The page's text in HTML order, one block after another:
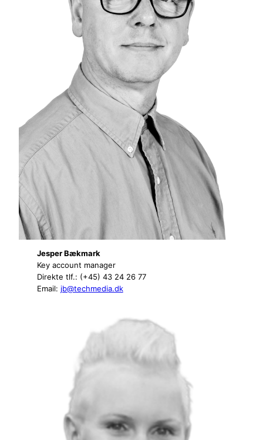
Jesper Bækmark
Key account manager
Direkte tlf.: (+45) 43 24 26 77
Email: jb@techmedia.dk